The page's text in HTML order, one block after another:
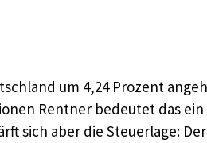
um 4,24 Prozent
Rentner bedeutet das
sich aber die Steuerlage: